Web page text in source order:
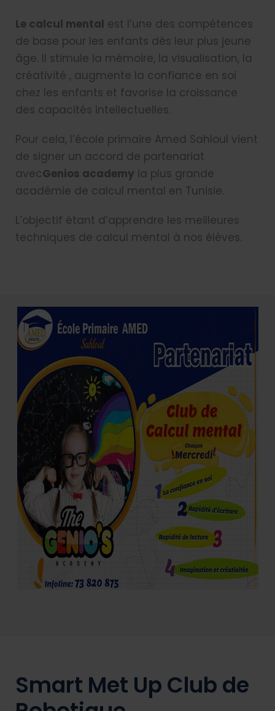
Le calcul mental est l’une des compétences
de base pour les enfants dès leur plus jeune
âge. Il stimule la mémoire, la visualisation, la
créativité , augmente la confiance en soi
chez les enfants et favorise la croissance
des capacités intellectuelles.
Pour cela, l’école primaire Amed Sahloul vient
de signer un accord de partenariat
avecGenios academy la plus grande
académie de calcul mental en Tunisie.
L’objectif étant d’apprendre les meilleures
techniques de calcul mental à nos élèves.
Smart Met Up Club de